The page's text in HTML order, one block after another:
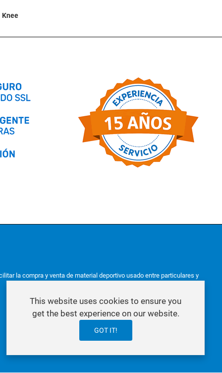
Knee
la compra y venta de material deportivo usado entre particulares y
This website uses cookies to ensure you
get the best experience on our website.
GOT IT!